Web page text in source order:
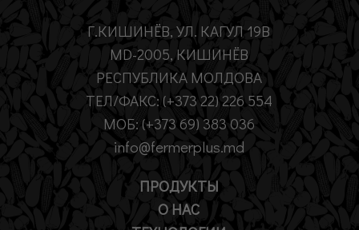
Г.КИШИНЁВ, УЛ. КАГУЛ 19B
MD-2005, КИШИНЁВ
РЕСПУБЛИКА МОЛДОВА
ТЕЛ/ФАКС: (+373 22) 226 554
МОБ: (+373 69) 383 036
info@fermerplus.md
ПРОДУКТЫ
О НАС